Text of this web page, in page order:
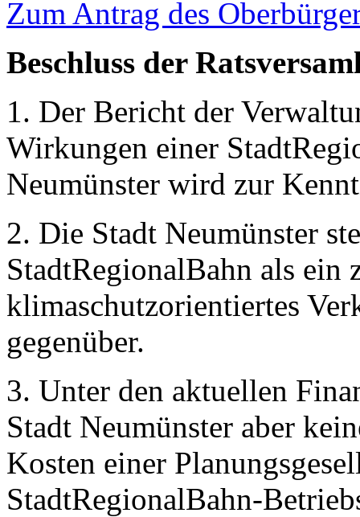
Zum Antrag des
Beschluss der
1. Der Bericht der
Wirkungen einer
Neumünster wird zur
2. Die Stadt Neumünster
StadtRegionalBahn als ein
klimaschutzorientiertes
gegenüber.
3. Unter den aktuellen
Stadt Neumünster aber
Kosten einer
StadtRegionalBahn-